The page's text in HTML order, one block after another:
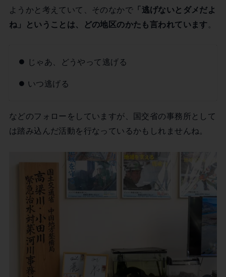
ようかと考えていて、そのなかで 「逃げないとダメだよ
ね」ということは、どの地区のかたも言われています。
じゃあ、どうやって逃げる
いつ逃げる
などのフォローをしていますが、国交省の事務所として
は踏み込んだ活動を行なっているかもしれませんね。